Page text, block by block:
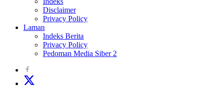
Disclaimer
Privacy Policy
Laman
Indeks Berita
Privacy Policy
Pedoman Media Siber 2